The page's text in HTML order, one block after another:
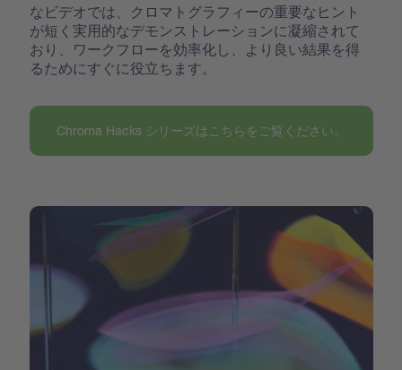
なビデオでは、クロマトグラフィーの重要なヒント
が短く実用的なデモンストレーションに凝縮されて
おり、ワークフローを効率化し、より良い結果を得
るためにすぐに役立ちます。
Chroma Hacks シリーズはこちらをご覧ください。